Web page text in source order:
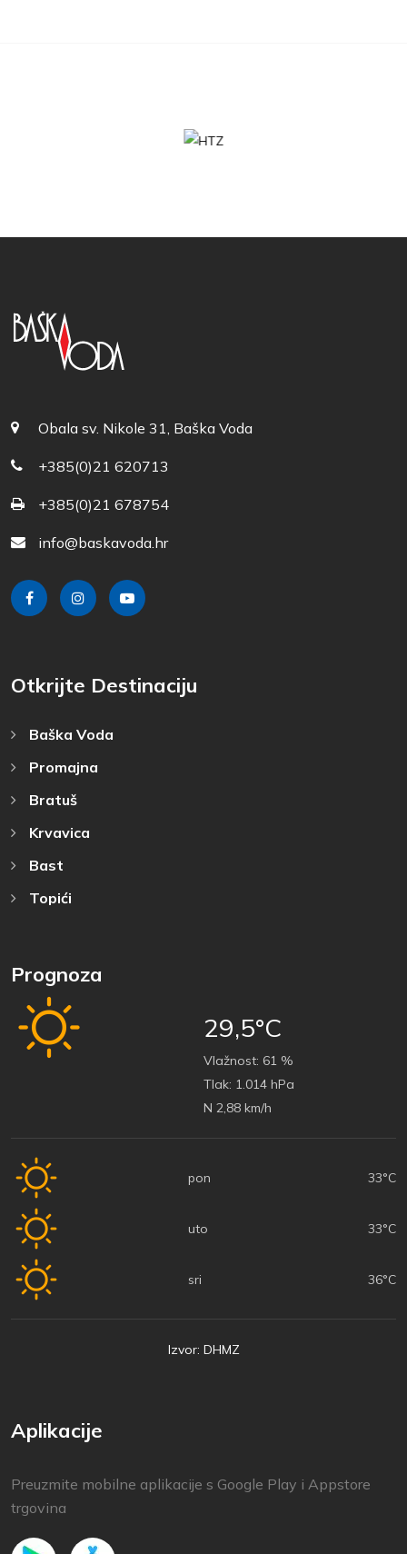
Obala sv. Nikole 31, Baška Voda
+385(0)21 620713
+385(0)21 678754
info@baskavoda.hr
Otkrijte Destinaciju
Baška Voda
Promajna
Bratuš
Krvavica
Bast
Topići
Prognoza
29,5°C
Vlažnost: 61 %
Tlak: 1.014 hPa
N 2,88 km/h
pon 33°C
uto 33°C
sri 36°C
Izvor: DHMZ
Aplikacije
Preuzmite mobilne aplikacije s Google Play i Appstore
trgovina